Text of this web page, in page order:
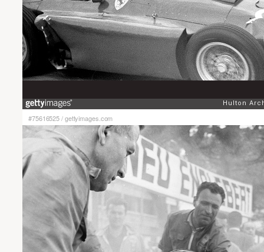
#75616525/gettyimages.com